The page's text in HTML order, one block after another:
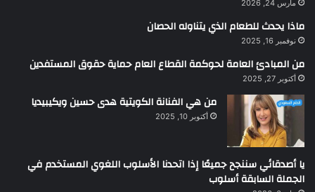
مارس 24, 2026
ماذا يحدث للطعام الذي يتناوله الحصان
نوفمبر 16, 2025
من المبادئ العامة لحوكمة القطاع العام حماية حقوق المستفدين
أكتوبر 27, 2025
من هي الفنانة الكويتية هدى حسين ويكيبيديا
أكتوبر 10, 2025
يا أصدقائي سننجح جميعًا إذا اتحدنا الأسلوب اللغوي المستخدم في
الجملة السابقة أسلوب